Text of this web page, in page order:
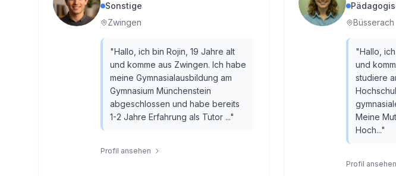
Sonstige
Zwingen
"Hallo, ich bin Rojin, 19 Jahre alt
und komme aus Zwingen. Ich habe
meine Gymnasialausbildung am
Gymnasium Münchenstein
abgeschlossen und habe bereits
1-2 Jahre Erfahrung als Tutor ..."
Profil ansehen
Büsserach
"Hallo,
und
studiere
Meine
Hoch..."
Profil ansehen